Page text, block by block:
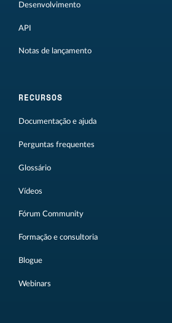
Desenvolvimento
API
Notas de lançamento
RECURSOS
Documentação e ajuda
Perguntas frequentes
Glossário
Vídeos
Fórum Community
Formação e consultoria
Blogue
Webinars